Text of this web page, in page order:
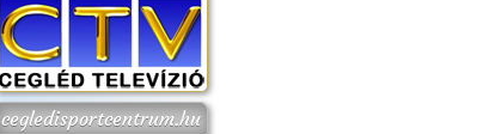
cegledisportcentrum.hu